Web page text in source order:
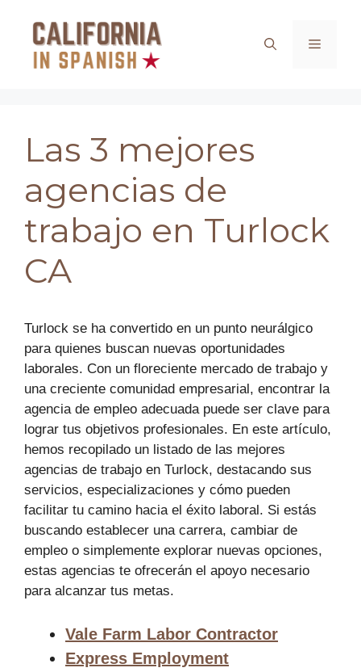
contenido
Menú
Las 3 mejores
agencias de
trabajo en Turlock
CA
Turlock se ha convertido en un punto neurálgico
para quienes buscan nuevas oportunidades
laborales. Con un floreciente mercado de trabajo y
una creciente comunidad empresarial, encontrar la
agencia de empleo adecuada puede ser clave para
lograr tus objetivos profesionales. En este artículo,
hemos recopilado un listado de las mejores
agencias de trabajo en Turlock, destacando sus
servicios, especializaciones y cómo pueden
facilitar tu camino hacia el éxito laboral. Si estás
buscando establecer una carrera, cambiar de
empleo o simplemente explorar nuevas opciones,
estas agencias te ofrecerán el apoyo necesario
para alcanzar tus metas.
Vale Farm Labor Contractor
Express Employment